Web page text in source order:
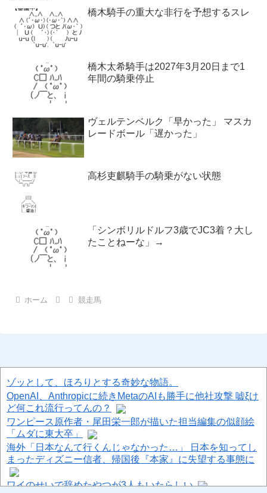
橋木騎手の重大な非行を予想するスレ
橋木太希騎手は2027年3月20日まで1
年間の騎乗停止
ヴェルテンベルク「早かった」 マスカ
レードボール「遅かった」
高杉吏麒騎手の騎乗がない状態
「シンボリルドルフ3歳でJC3着？大し
たことねーな」→
ホーム 競走馬
ゾッとして、ほろりとする奇妙な物語。
OpenAI、Anthropicに続きMetaのAIも勝手に他社攻撃 嘘ξけ
ど何これ流行ってんの？
ワンピース原作者・尾田栄一郎が描いた担当編集の似顔絵
「ムダに東大卒」
海外「日本なんて行くんじゃなかった…」 日本を知ってし
まったディズニー信者、帰国後『本家』に失望する事態に
ワイのせいで辞めたやつが3人もいたらしい